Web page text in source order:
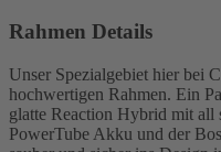
Rahmen Details
Unser Spezialgebiet hier bei
hochwertigen Rahmen. Ein
glatte Reaction Hybrid mit all
PowerTube Akku und der